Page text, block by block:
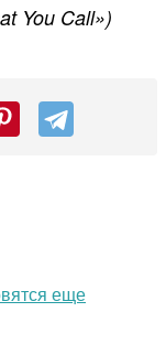
You Call»)
еще